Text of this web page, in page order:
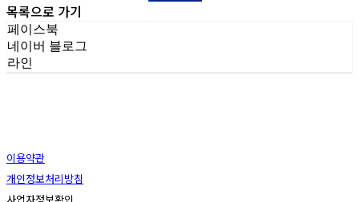
목록으로 가기
페이스북
네이버 블로그
라인
이용약관
개인정보처리방침
사업자정보확인